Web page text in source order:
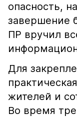
опасность,
завершение
ПР вручил
Для
жителей и
Во время